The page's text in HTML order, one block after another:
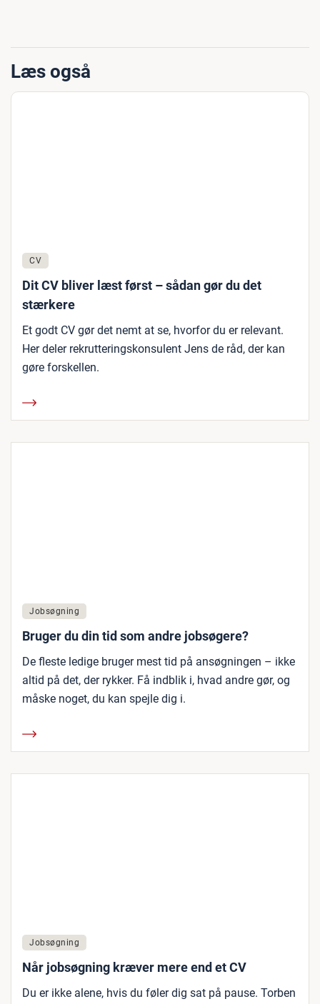
Læs også
CV
Dit CV bliver læst først – sådan gør du det
stærkere
Et godt CV gør det nemt at se, hvorfor du er relevant.
Her deler rekrutteringskonsulent Jens de råd, der kan
gøre forskellen.
Jobsøgning
Bruger du din tid som andre jobsøgere?
De fleste ledige bruger mest tid på ansøgningen – ikke
altid på det, der rykker. Få indblik i, hvad andre gør, og
måske noget, du kan spejle dig i.
Jobsøgning
Når jobsøgning kræver mere end et CV
Du er ikke alene, hvis du føler dig sat på pause. Torben